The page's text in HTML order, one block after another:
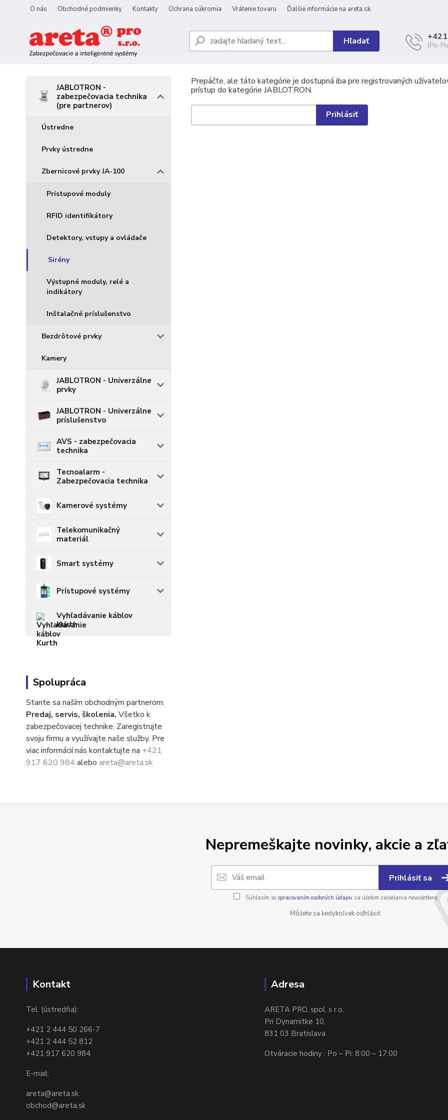
O nás Obchodné podmienky Kontakty Ochrana súkromia Vrátenie tovaru Ďalšie informácie na areta.sk
Hľadať (Po-
JABLOTRON -
zabezpečovacia technika
(pre partnerov)
Ústredne
Prvky ústredne
Zbernicové prvky JA-100
Prístupové moduly
RFID identifikátory
Detektory, vstupy a ovládače
Sirény
Výstupné moduly, relé a
indikátory
Inštalačné príslušenstvo
Bezdrôtové prvky
Kamery
JABLOTRON - Univerzálne
prvky
JABLOTRON - Univerzálne
príslušenstvo
AVS - zabezpečovacia
technika
Tecnoalarm -
Zabezpečovacia technika
Kamerové systémy
Telekomunikačný
materiál
Smart systémy
Prístupové systémy
Vyhľadávanie káblov
Kurth
Spolupráca
Stante sa naším obchodným partnerom.
Predaj, servis, školenia. Všetko k
zabezpečovacej technike. Zaregistrujte
svoju firmu a využívajte naše služby. Pre
viac informácií nás kontaktujte na +421
917 620 984 alebo areta@areta.sk
Prepáčte, ale táto kategórie je dostupná iba pre registrovaných
prístup do kategórie JABLOTRON.
Nepremeškajte novinky, akcie a
Prihlásiť sa
Súhlasím so spracovaním osobných údajovza účelom zasielania newslettera.
Môžete sa kedykoľvek odhlásiť.
Kontakt
Tel. (ústredňa):
+421 2 444 50 266-7
+421 2 444 52 812
+421 917 620 984
E-mail:
areta@areta.sk
obchod@areta.sk
Adresa
ARETA PRO, spol. s r.o.
Pri Dynamitke 10,
831 03 Bratislava
Otváracie hodiny : Po – Pi: 8:00 – 17:00